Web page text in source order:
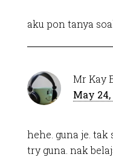
aku pon tanya
Mr Kay
May 24,
hehe. guna je.
try guna. nak